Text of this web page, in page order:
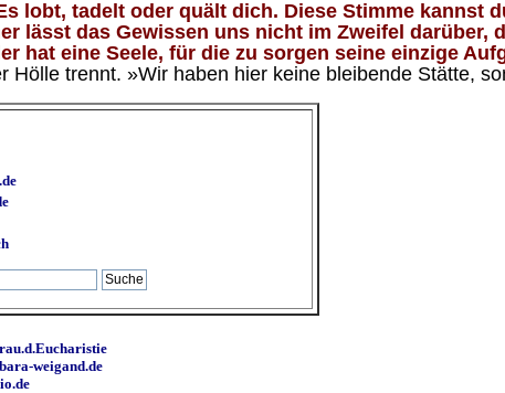
lobt, tadelt oder quält dich. Diese Stimme kannst
lässt das Gewissen uns nicht im Zweifel
hat eine Seele, für die zu sorgen seine einzige
Hölle trennt. »Wir haben hier keine bleibende Stätte,
weigand.de